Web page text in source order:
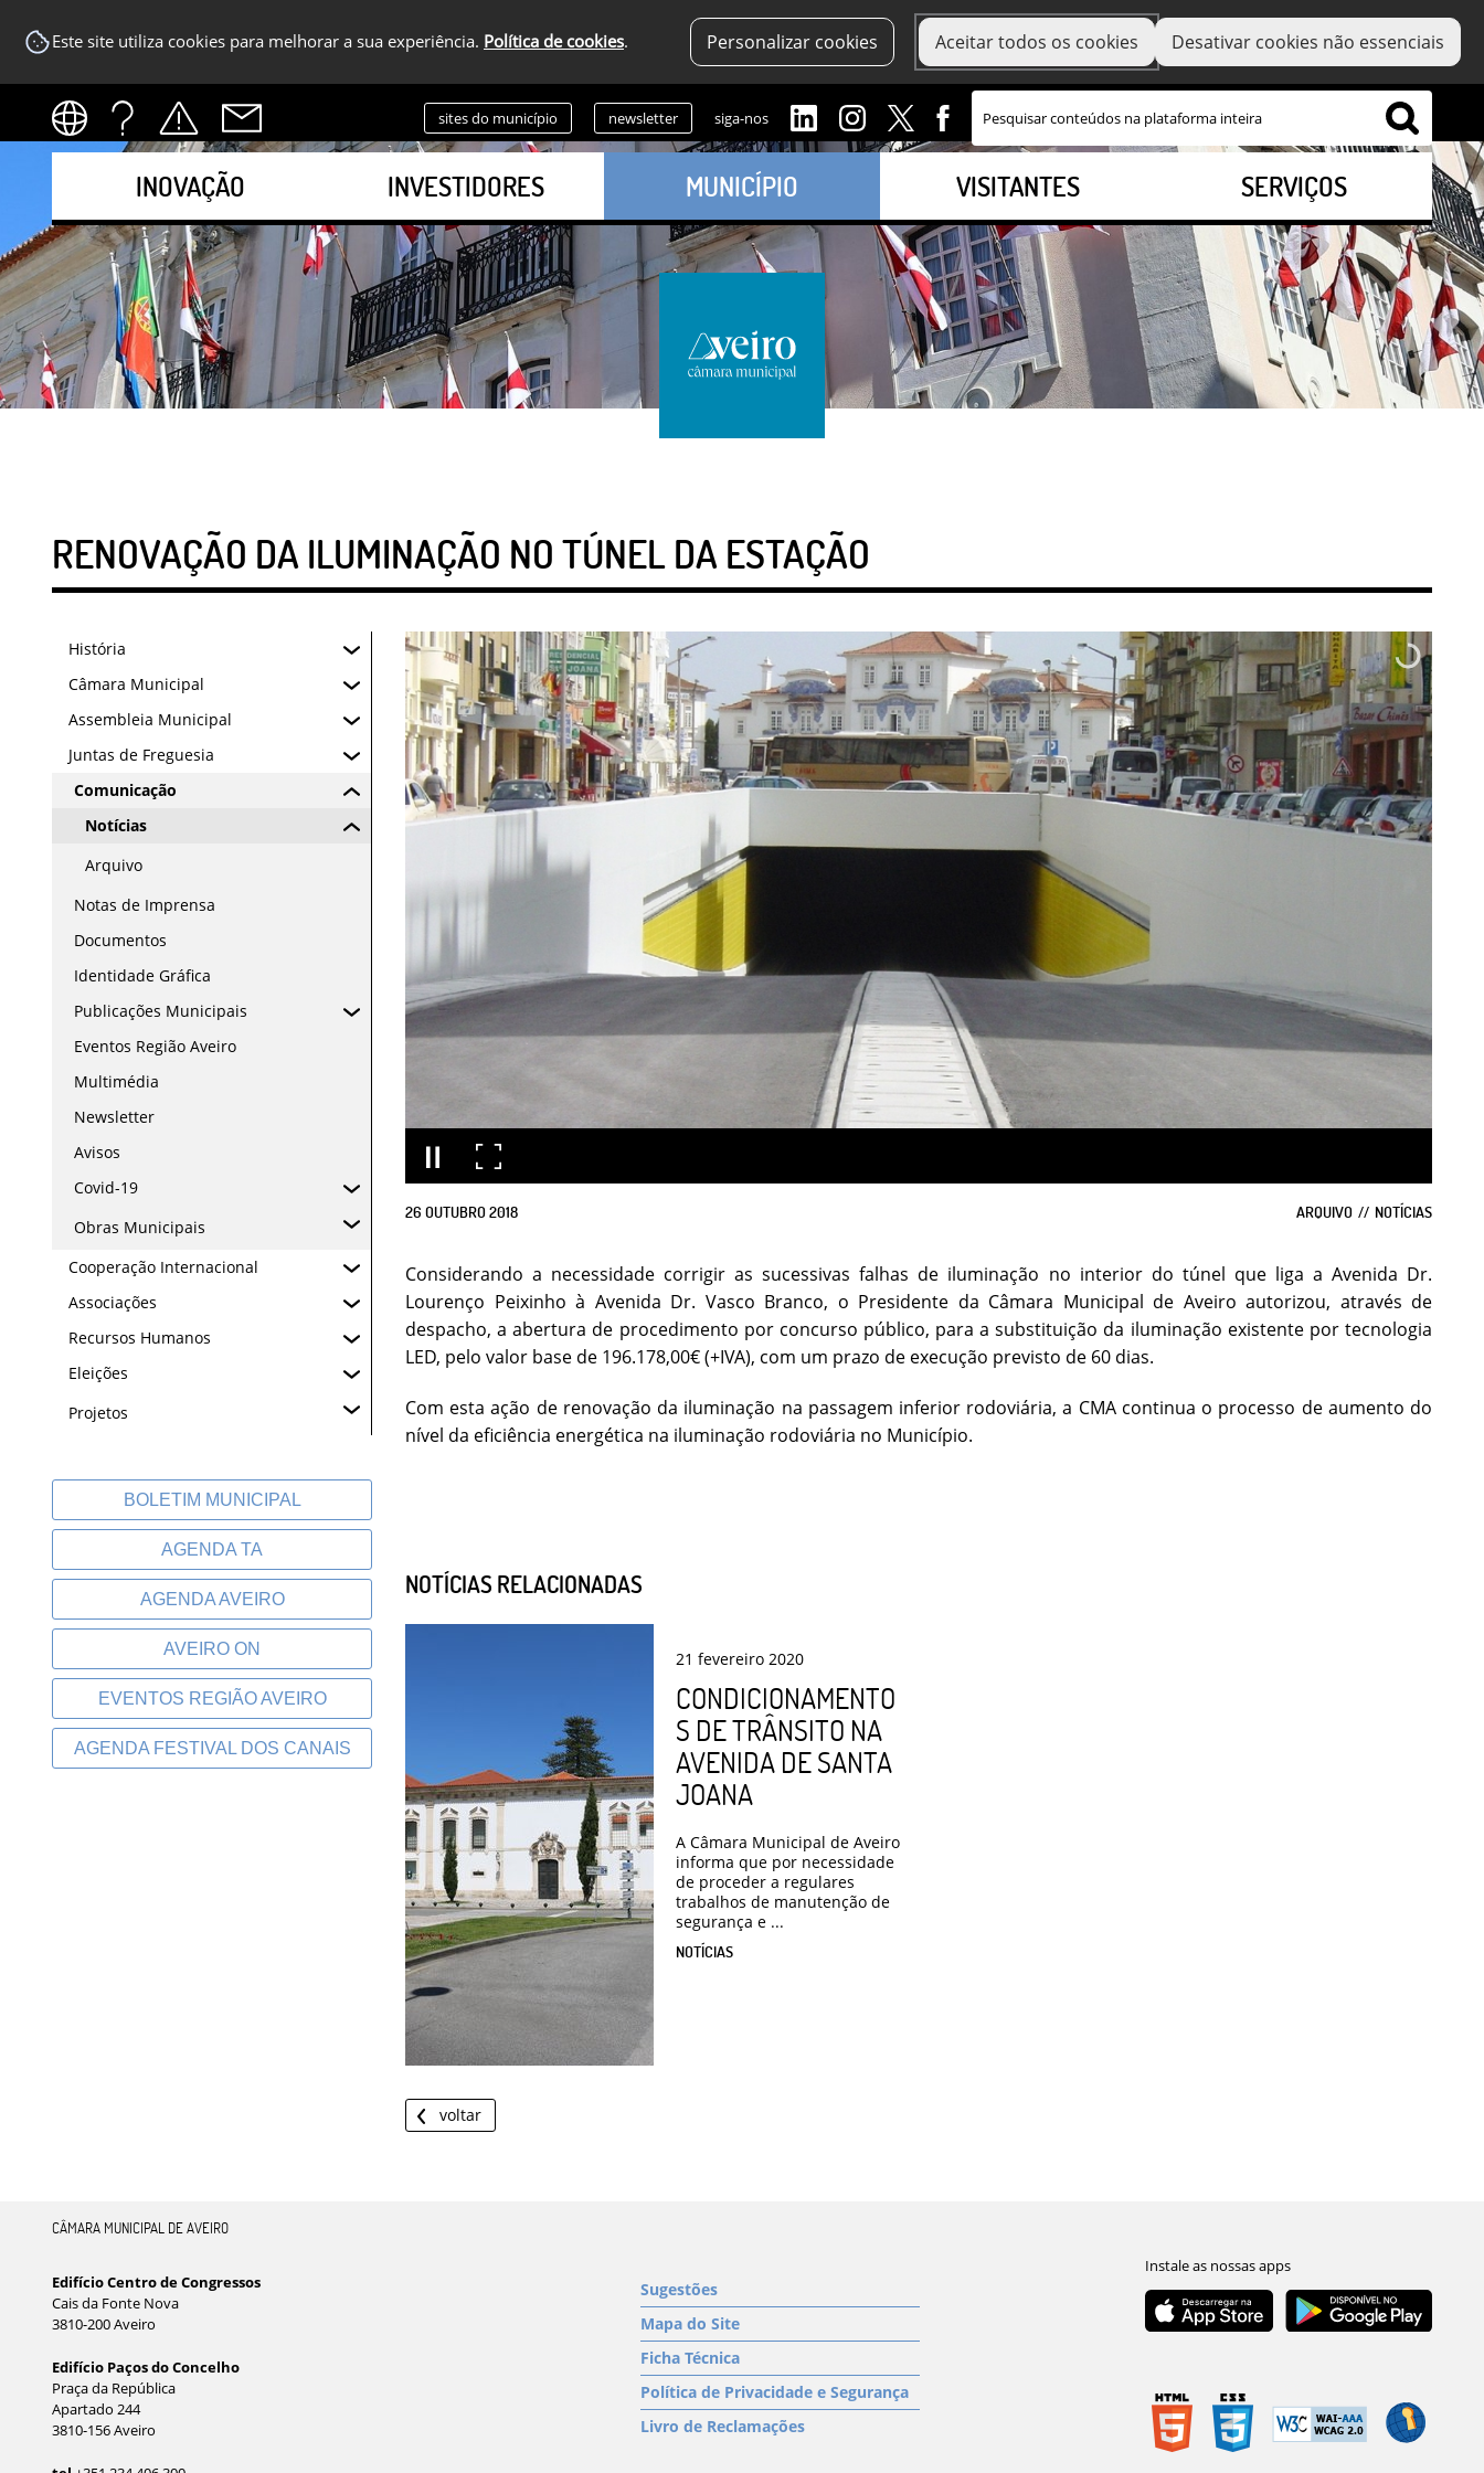
Este site utiliza cookies para melhorar a sua experiência. Política de cookies. Personalizar cookies Aceitar todos os cookies Desativar cookies não essenciais
sites do município newsletter siga-nos
INOVAÇÃO INVESTIDORES MUNICÍPIO VISITANTES SERVIÇOS
RENOVAÇÃO DA ILUMINAÇÃO NO TÚNEL DA ESTAÇÃO
História
Câmara Municipal
Assembleia Municipal
Juntas de Freguesia
Comunicação
Notícias
Arquivo
Notas de Imprensa
Documentos
Identidade Gráfica
Publicações Municipais
Eventos Região Aveiro
Multimédia
Newsletter
Avisos
Covid-19
Obras Municipais
Cooperação Internacional
Associações
Recursos Humanos
Eleições
Projetos
BOLETIM MUNICIPAL
AGENDA TA
AGENDA AVEIRO
AVEIRO ON
EVENTOS REGIÃO AVEIRO
AGENDA FESTIVAL DOS CANAIS
26 OUTUBRO2018 ARQUIVO NOTÍCIAS
Considerando a necessidade corrigir as sucessivas falhas de iluminação no interior do túnel que liga a Avenida Dr.
Lourenço Peixinho à Avenida Dr. Vasco Branco, o Presidente da Câmara Municipal de Aveiro autorizou, através de
despacho, a abertura de procedimento por concurso público, para a substituição da iluminação existente por tecnologia
LED, pelo valor base de 196.178,00€ (+IVA), com um prazo de execução previsto de 60 dias.
Com esta ação de renovação da iluminação na passagem inferior rodoviária, a CMA continua o processo de aumento do
nível da eficiência energética na iluminação rodoviária no Município.
NOTÍCIAS RELACIONADAS
21 fevereiro 2020
CONDICIONAMENTO
S DE TRÂNSITO NA
AVENIDA DE SANTA
JOANA
A Câmara Municipal de Aveiro
informa que por necessidade
de proceder a regulares
trabalhos de manutenção de
segurança e ...
NOTÍCIAS
voltar
CÂMARA MUNICIPAL DE AVEIRO
Edifício Centro de Congressos
Cais da Fonte Nova
3810-200 Aveiro
Edifício Paços do Concelho
Praça da República
Apartado 244
3810-156 Aveiro
Sugestões
Mapa do Site
Ficha Técnica
Política de Privacidade e Segurança
Livro de Reclamações